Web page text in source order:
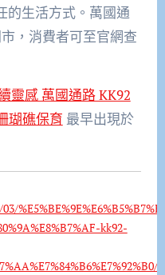
的生活方式。萬國通
，消費者可至官網查
靈感 萬國通路 KK92
瑚礁保育 最早出現於
kk92-